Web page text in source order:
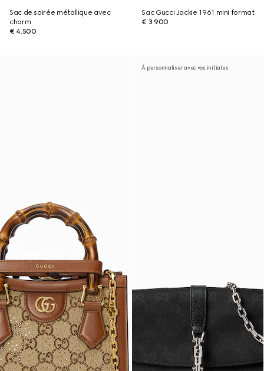
Sac de soirée métallique avec
charm
€ 4.500
Sac Gucci Jackie 1961 mini format
€ 3.900
À personnaliser avec vos initiales